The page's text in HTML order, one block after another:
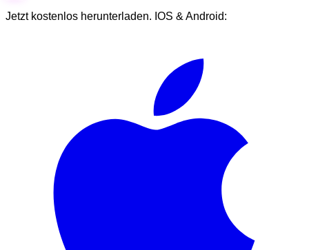
Jetzt kostenlos herunterladen. IOS & Android: